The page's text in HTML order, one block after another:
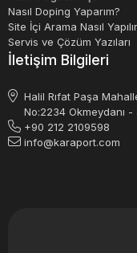
Nasıl Doping Yaparım?
Site İçi Arama Nasıl
Servis ve Çözüm Yazıları
İletişim Bilgileri
Halil Rıfat Paşa
No:2234 Okmeydanı
+90 212 2109598
info@karaport.com